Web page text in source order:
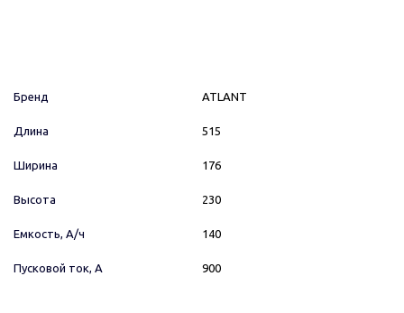
Бренд ATLANT
Длина 515
Ширина 176
Высота 230
Емкость, А/ч 140
Пусковой ток, А 900